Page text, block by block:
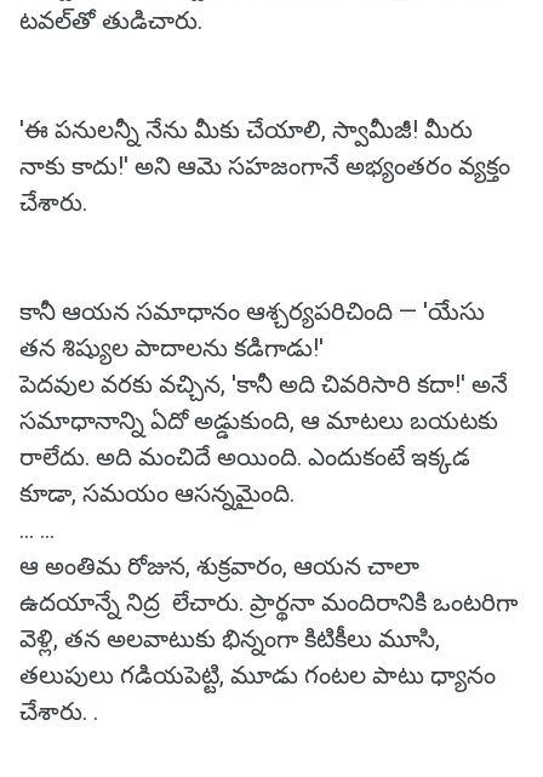
టవల్‌తో తుడిచారు.
'ఈ పనులన్నీ నేను మీకు చేయాలి, స్వామీజీ! మీరు
నాకు కాదు!' అని ఆమె సహజంగానే అభ్యంతరం వ్యక్తం
చేశారు.
కానీ ఆయన సమాధానం ఆశ్చర్యపరిచింది — 'యేసు
తన శిష్యుల పాదాలను కడిగాడు!'
పెదవుల వరకు వచ్చిన, 'కానీ అది చివరిసారి కదా!' అనే
సమాధానాన్ని ఏదో అడ్డుకుంది, ఆ మాటలు బయటకు
రాలేదు. అది మంచిదే అయింది. ఎందుకంటే ఇక్కడ
కూడా, సమయం ఆసన్నమైంది.
... ...
ఆ అంతిమ రోజున, శుక్రవారం, ఆయన చాలా
ఉదయాన్నే నిద్ర లేచారు. ప్రార్థనా మందిరానికి ఒంటరిగా
వెళ్లి, తన అలవాటుకు భిన్నంగా కిటికీలు మూసి,
తలుపులు గడియపెట్టి, మూడు గంటల పాటు ధ్యానం
చేశారు. .